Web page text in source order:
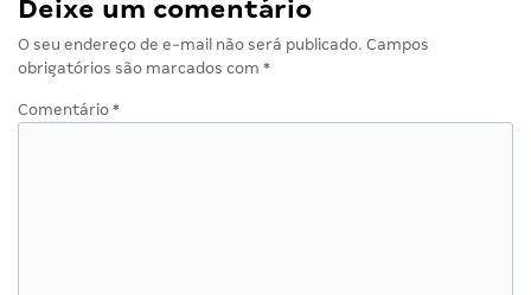
Deixe um comentário
O seu endereço de e-mail não será publicado. Campos
obrigatórios são marcados com *
Comentário *